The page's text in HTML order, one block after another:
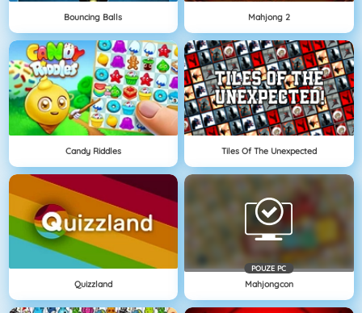
Bouncing Balls Mahjong 2
Candy Riddles Tiles Of The Unexpected
Quizzland
POUZE PC
Mahjongcon